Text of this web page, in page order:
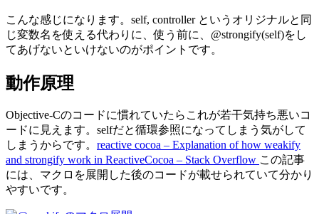
こんな感じになります。self, controller というオリジナルと同
じ変数名を使える代わりに、使う前に、@strongify(self)をし
てあげないといけないのがポイントです。
動作原理
Objective-Cのコードに慣れていたらこれが若干気持ち悪いコ
ードに見えます。selfだと循環参照になってしまう気がして
しまうからです。 reactive cocoa – Explanation of how weakify
and strongify work in ReactiveCocoa – Stack Overflow この記事
には、マクロを展開した後のコードが載せられていて分かり
やすいです。